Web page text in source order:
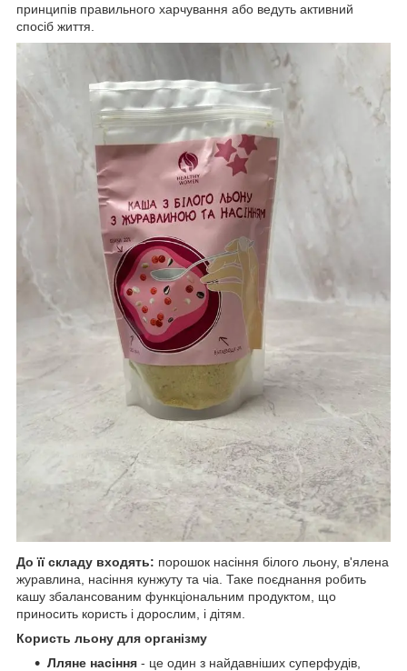
принципів правильного харчування або ведуть активний
спосіб життя.
До її складу входять: порошок насіння білого льону, в'ялена
журавлина, насіння кунжуту та чіа. Таке поєднання робить
кашу збалансованим функціональним продуктом, що
приносить користь і дорослим, і дітям.
Користь льону для організму
Лляне насіння - це один з найдавніших суперфудів,